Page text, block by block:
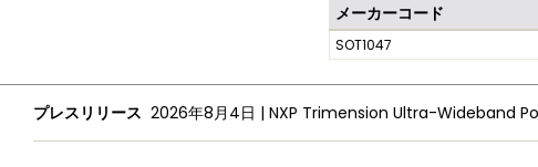
メーカーコード
SOT1047
プレスリリース 2026年8月4日 |